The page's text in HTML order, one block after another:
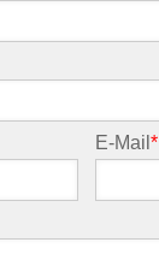
E-Mail*